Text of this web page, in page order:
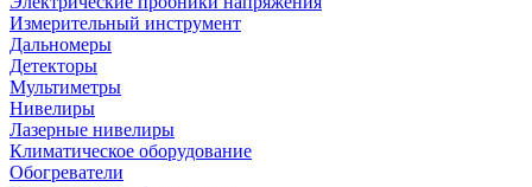
Измерительный инструмент
Дальномеры
Детекторы
Мультиметры
Нивелиры
Лазерные нивелиры
Климатическое оборудование
Обогреватели